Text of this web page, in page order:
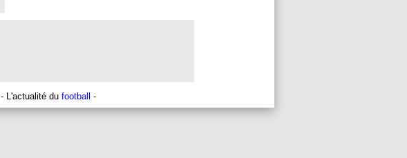
- L'actualité du football -